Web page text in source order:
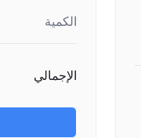
الكمية
الإجمالي